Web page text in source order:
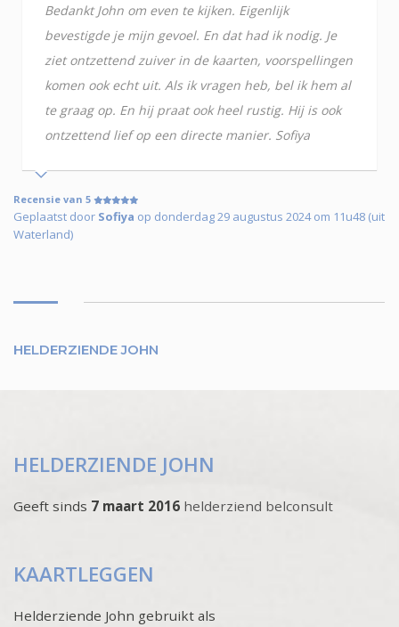
Bedankt John om even te kijken. Eigenlijk
bevestigde je mijn gevoel. En dat had ik nodig. Je
ziet ontzettend zuiver in de kaarten, voorspellingen
komen ook echt uit. Als ik vragen heb, bel ik hem al
te graag op. En hij praat ook heel rustig. Hij is ook
ontzettend lief op een directe manier. Sofiya
Recensie van 5
Geplaatst door Sofiya op donderdag 29 augustus 2024 om 11u48 (uit
Waterland)
HELDERZIENDE JOHN
HELDERZIENDE JOHN
Geeft sinds 7 maart 2016 helderziend belconsult
KAARTLEGGEN
Helderziende John gebruikt als